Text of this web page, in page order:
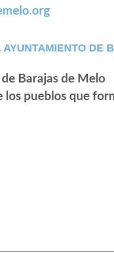
DE
los pueblos que